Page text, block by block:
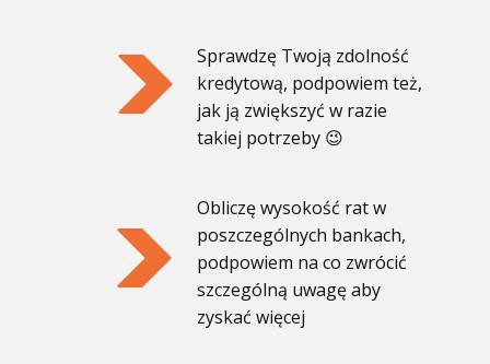
Sprawdzę Twoją zdolność
kredytową, podpowiem też,
jak ją zwiększyć w razie
takiej potrzeby 😉
Obliczę wysokość rat w
poszczególnych bankach,
podpowiem na co zwrócić
szczególną uwagę aby
zyskać więcej